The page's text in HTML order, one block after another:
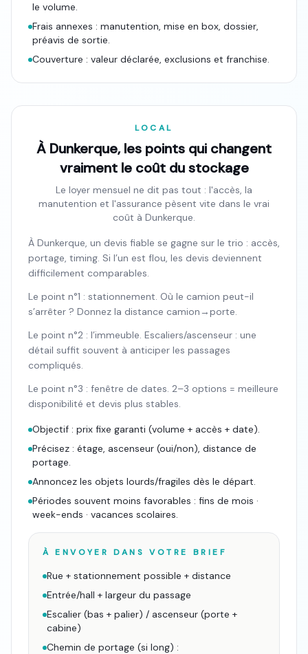
le volume.
Frais annexes : manutention, mise en box, dossier,
préavis de sortie.
Couverture : valeur déclarée, exclusions et franchise.
LOCAL
À Dunkerque, les points qui changent
vraiment le coût du stockage
Le loyer mensuel ne dit pas tout : l'accès, la
manutention et l'assurance pèsent vite dans le vrai
coût à Dunkerque.
À Dunkerque, un devis fiable se gagne sur le trio : accès,
portage, timing. Si l’un est flou, les devis deviennent
difficilement comparables.
Le point n°1 : stationnement. Où le camion peut-il
s’arrêter ? Donnez la distance camion→porte.
Le point n°2 : l’immeuble. Escaliers/ascenseur : une
détail suffit souvent à anticiper les passages
compliqués.
Le point n°3 : fenêtre de dates. 2–3 options = meilleure
disponibilité et devis plus stables.
Objectif : prix fixe garanti (volume + accès + date).
Précisez : étage, ascenseur (oui/non), distance de
portage.
Annoncez les objets lourds/fragiles dès le départ.
Périodes souvent moins favorables : fins de mois ·
week-ends · vacances scolaires.
À ENVOYER DANS VOTRE BRIEF
Rue + stationnement possible + distance
Entrée/hall + largeur du passage
Escalier (bas + palier) / ascenseur (porte +
cabine)
Chemin de portage (si long) :